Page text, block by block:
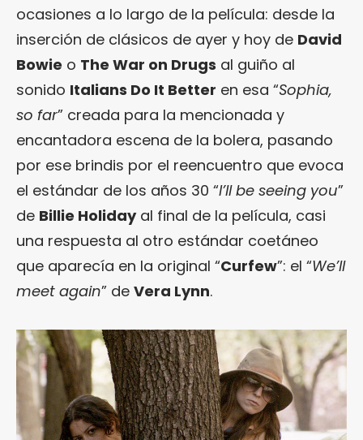
ocasiones a lo largo de la película: desde la
inserción de clásicos de ayer y hoy de David
Bowie o The War on Drugs al guiño al
sonido Italians Do It Better en esa “Sophia,
so far” creada para la mencionada y
encantadora escena de la bolera, pasando
por ese brindis por el reencuentro que evoca
el estándar de los años 30 “I’ll be seeing you”
de Billie Holidayal final de la película, casi
una respuesta al otro estándar coetáneo
que aparecía en la original “Curfew”: el “We’ll
meet again” de Vera Lynn.